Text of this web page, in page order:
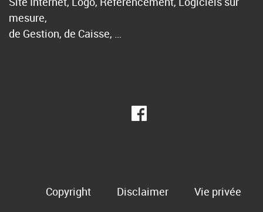
mesure,
de Gestion, de Caisse, …
Copyright Disclaimer Vie privée